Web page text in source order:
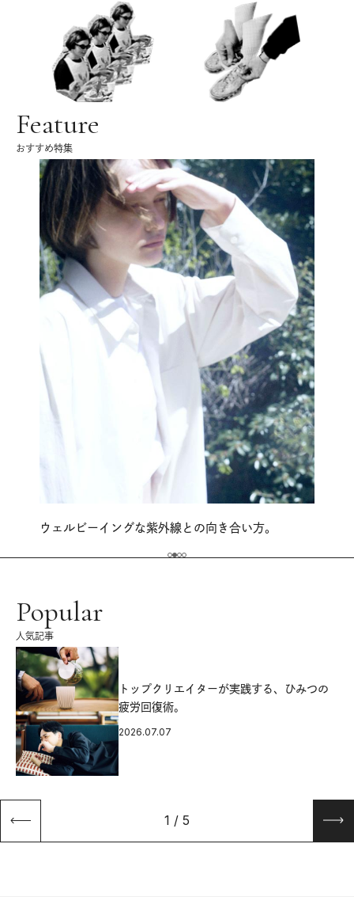
Feature
おすすめ特集
ウェルビーイングな紫外線との向き合い方。
Popular
人気記事
トップクリエイターが実践する、ひみつの
疲労回復術。
2026.07.07
1 / 5